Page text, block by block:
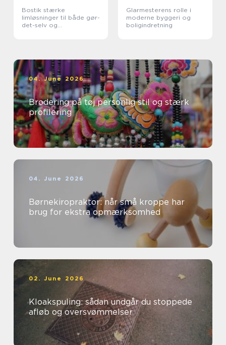
Bostik stærke
limløsninger til både gør-
det-selv og
Glarmesterens rolle i
moderne byggeri og
boligindretning
04. June 2026
Brodering på tøj personlig stil og stærk
profilering
04. June 2026
Børnekiropraktor: når små kroppe har
brug for ekstra opmærksomhed
02. June 2026
Kloakspuling: sådan undgår du stoppede
afløb og oversvømmelser